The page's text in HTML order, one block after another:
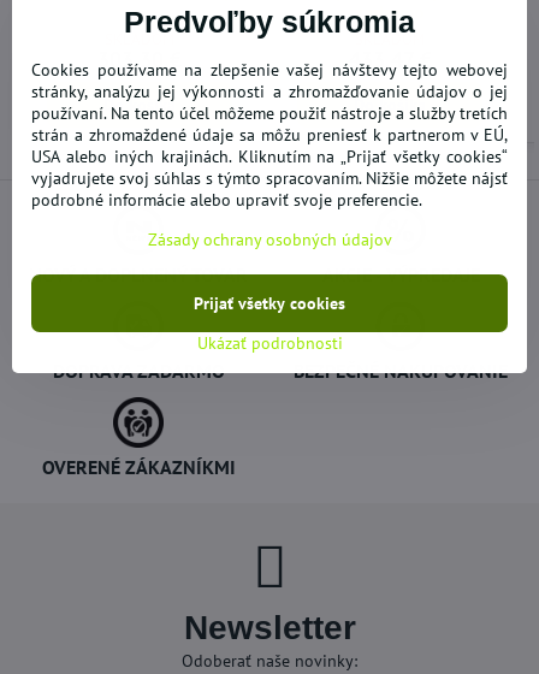
SKLADOM
303,30 €
Do košíka
zadarmo
SKLADOM
433,47 €
Do košíka
NOVÝ A DOPLNENÝ TOVAR AKCIE - VÝPREDAJE
DOPRAVA ZADARMO BEZPEČNÉ NAKUPOVANIE
OVERENÉ ZÁKAZNÍKMI
Newsletter
Odoberať naše novinky:
Predvoľby súkromia
Cookies používame na zlepšenie vašej návštevy tejto webovej
stránky, analýzu jej výkonnosti a zhromažďovanie údajov o jej
používaní. Na tento účel môžeme použiť nástroje a služby tretích
strán a zhromaždené údaje sa môžu preniesť k partnerom v EÚ,
USA alebo iných krajinách. Kliknutím na „Prijať všetky cookies“
vyjadrujete svoj súhlas s týmto spracovaním. Nižšie môžete nájsť
podrobné informácie alebo upraviť svoje preferencie.
Zásady ochrany osobných údajov
Ukázať podrobnosti
Prijať všetky cookies